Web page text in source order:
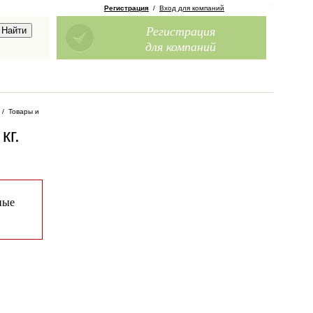
Регистрация / Вход для компаний
Регистрация
для компаний
Товары и
.